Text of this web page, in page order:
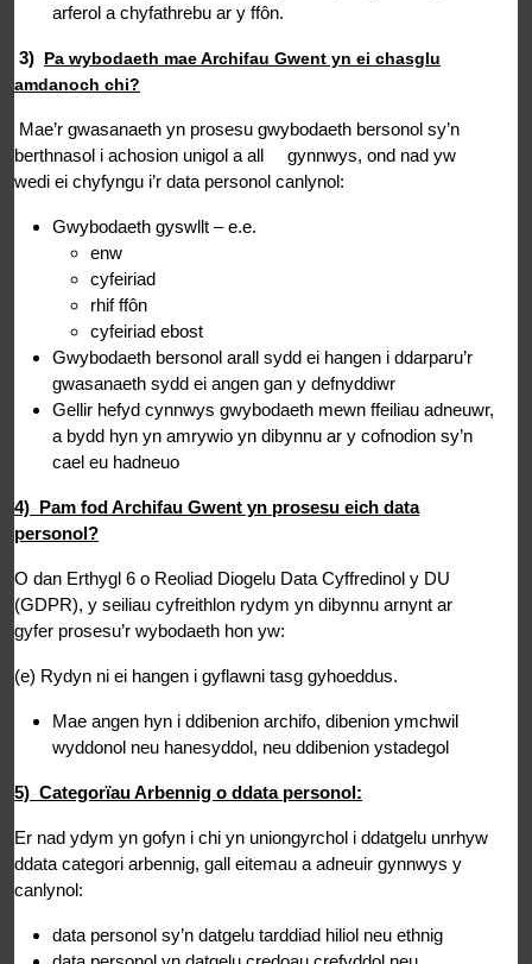
arferol a chyfathrebu ar y ffôn.
3) Pa wybodaeth mae Archifau Gwent yn ei chasglu
amdanoch chi?
Mae’r gwasanaeth yn prosesu gwybodaeth bersonol sy’n
berthnasol i achosion unigol a all gynnwys, ond nad yw
wedi ei chyfyngu i’r data personol canlynol:
Gwybodaeth gyswllt – e.e.
enw
cyfeiriad
rhif ffôn
cyfeiriad ebost
Gwybodaeth bersonol arall sydd ei hangen i ddarparu’r
gwasanaeth sydd ei angen gan y defnyddiwr
Gellir hefyd cynnwys gwybodaeth mewn ffeiliau adneuwr,
a bydd hyn yn amrywio yn dibynnu ar y cofnodion sy’n
cael eu hadneuo
4) Pam fod Archifau Gwent yn prosesu eich data
personol?
O dan Erthygl 6 o Reoliad Diogelu Data Cyffredinol y DU
(GDPR), y seiliau cyfreithlon rydym yn dibynnu arnynt ar
gyfer prosesu’r wybodaeth hon yw:
(e) Rydyn ni ei hangen i gyflawni tasg gyhoeddus.
Mae angen hyn i ddibenion archifo, dibenion ymchwil
wyddonol neu hanesyddol, neu ddibenion ystadegol
5) Categorïau Arbennig o ddata personol:
Er nad ydym yn gofyn i chi yn uniongyrchol i ddatgelu unrhyw
ddata categori arbennig, gall eitemau a adneuir gynnwys y
canlynol:
data personol sy’n datgelu tarddiad hiliol neu ethnig